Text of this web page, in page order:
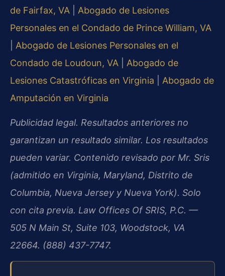
de Fairfax, VA
Abogado de Lesiones
Personales en el Condado de Prince William, VA
Abogado de Lesiones Personales en el
Condado de Loudoun, VA
Abogado de
Lesiones Catastróficas en Virginia
Abogado de
Amputación en Virginia
Publicidad legal. Resultados anteriores no
garantizan un resultado similar. Los resultados
pueden variar. Contenido revisado por Mr. Sris
(admitido en Virginia, Maryland, Distrito de
Columbia, Nueva Jersey y Nueva York). Solo
con cita previa. Law Offices Of SRIS, P.C. —
505 N Main St, Suite 103, Woodstock, VA
22664. (888) 437-7747.